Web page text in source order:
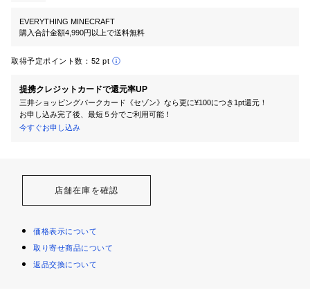
EVERYTHING MINECRAFT
購入合計金額4,990円以上で送料無料
取得予定ポイント数： 52 pt
提携クレジットカードで還元率UP
三井ショッピングパークカード《セゾン》なら更に¥100につき1pt還元！
お申し込み完了後、最短５分でご利用可能！
今すぐお申し込み
店舗在庫を確認
価格表示について
取り寄せ商品について
返品交換について